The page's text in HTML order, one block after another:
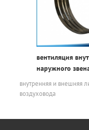
вентиляция
наружного
внутренняя и внешняя
воздуховода